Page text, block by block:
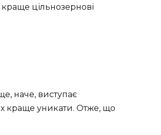
краще цільнозернові
наче, виступає
краще уникати. Отже, що